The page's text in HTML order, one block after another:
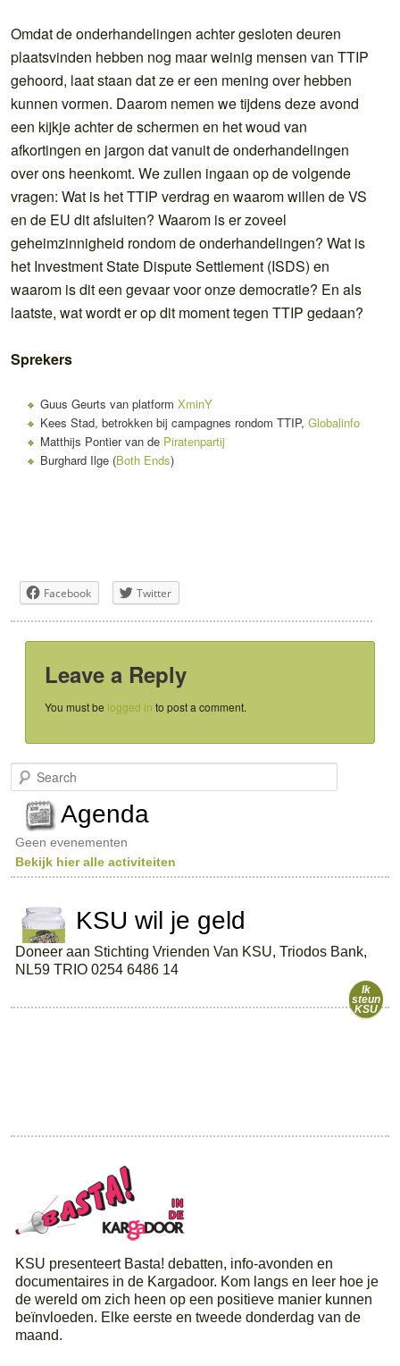
Omdat de onderhandelingen achter gesloten deuren
plaatsvinden hebben nog maar weinig mensen van TTIP
gehoord, laat staan dat ze er een mening over hebben
kunnen vormen. Daarom nemen we tijdens deze avond
een kijkje achter de schermen en het woud van
afkortingen en jargon dat vanuit de onderhandelingen
over ons heenkomt. We zullen ingaan op de volgende
vragen: Wat is het TTIP verdrag en waarom willen de VS
en de EU dit afsluiten? Waarom is er zoveel
geheimzinnigheid rondom de onderhandelingen? Wat is
het Investment State Dispute Settlement (ISDS) en
waarom is dit een gevaar voor onze democratie? En als
laatste, wat wordt er op dit moment tegen TTIP gedaan?
Sprekers
Guus Geurts van platform XminY
Kees Stad, betrokken bij campagnes rondom TTIP, Globalinfo
Matthijs Pontier van de Piratenpartij
Burghard Ilge (Both Ends)
Facebook Twitter
Leave a Reply
You must be logged in to post a comment.
e
c
h
Agenda
Geen evenementen
Bekijk hier alle activiteiten
KSU wil je geld
Doneer aan Stichting Vrienden Van KSU, Triodos Bank,
NL59 TRIO 0254 6486 14
Ik
steun
KSU
KSU presenteert Basta! debatten, info-avonden en
documentaires in de Kargadoor. Kom langs en leer hoe je
de wereld om zich heen op een positieve manier kunnen
beïnvloeden. Elke eerste en tweede donderdag van de
maand.